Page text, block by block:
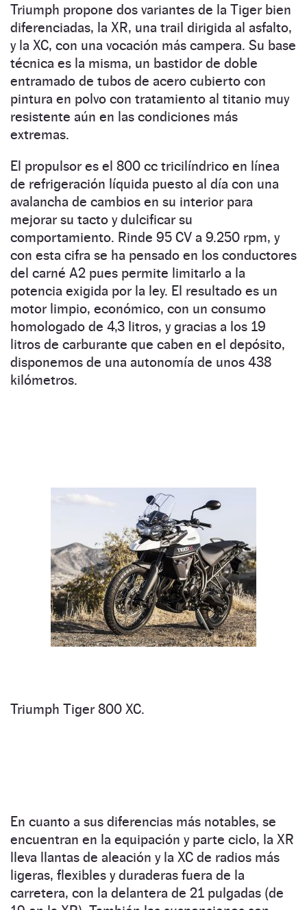
Triumph propone dos variantes de la Tiger bien
diferenciadas, la XR, una trail dirigida al asfalto,
y la XC, con una vocación más campera. Su base
técnica es la misma, un bastidor de doble
entramado de tubos de acero cubierto con
pintura en polvo con tratamiento al titanio muy
resistente aún en las condiciones más
extremas.
El propulsor es el 800 cc tricilíndrico en línea
de refrigeración líquida puesto al día con una
avalancha de cambios en su interior para
mejorar su tacto y dulcificar su
comportamiento. Rinde 95 CV a 9.250 rpm, y
con esta cifra se ha pensado en los conductores
del carné A2 pues permite limitarlo a la
potencia exigida por la ley. El resultado es un
motor limpio, económico, con un consumo
homologado de 4,3 litros, y gracias a los 19
litros de carburante que caben en el depósito,
disponemos de una autonomía de unos 438
kilómetros.
Triumph Tiger 800 XC.
En cuanto a sus diferencias más notables, se
encuentran en la equipación y parte ciclo, la XR
lleva llantas de aleación y la XC de radios más
ligeras, flexibles y duraderas fuera de la
carretera, con la delantera de 21 pulgadas (de